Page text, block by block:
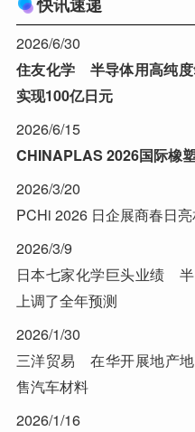
2026/6/30
住友化学 半导体用高纯
实现100亿日元
2026/6/15
CHINAPLAS 2026国际橡
2026/3/20
PCHi 2026 日企展商春日
2026/3/9
日本七家化学巨头业绩
上调了全年预测
2026/1/30
三洋贸易 在华开展地产
售汽车材料
2026/1/16